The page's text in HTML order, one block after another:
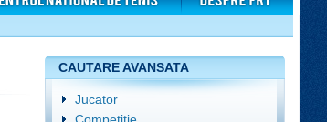
CAUTARE AVANSATA
Jucator